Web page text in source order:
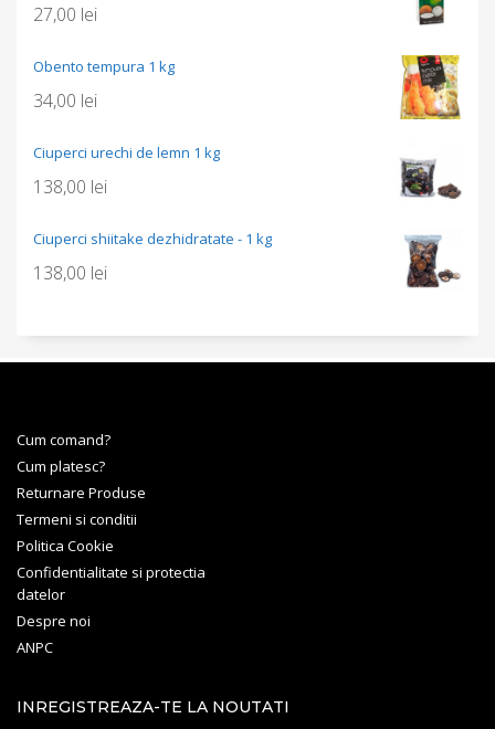
27,00 lei
Obento tempura 1 kg
34,00 lei
Ciuperci urechi de lemn 1 kg
138,00 lei
Ciuperci shiitake dezhidratate - 1 kg
138,00 lei
Cum comand?
Cum platesc?
Returnare Produse
Termeni si conditii
Politica Cookie
Confidentialitate si protectia
datelor
Despre noi
ANPC
INREGISTREAZA-TE LA NOUTATI